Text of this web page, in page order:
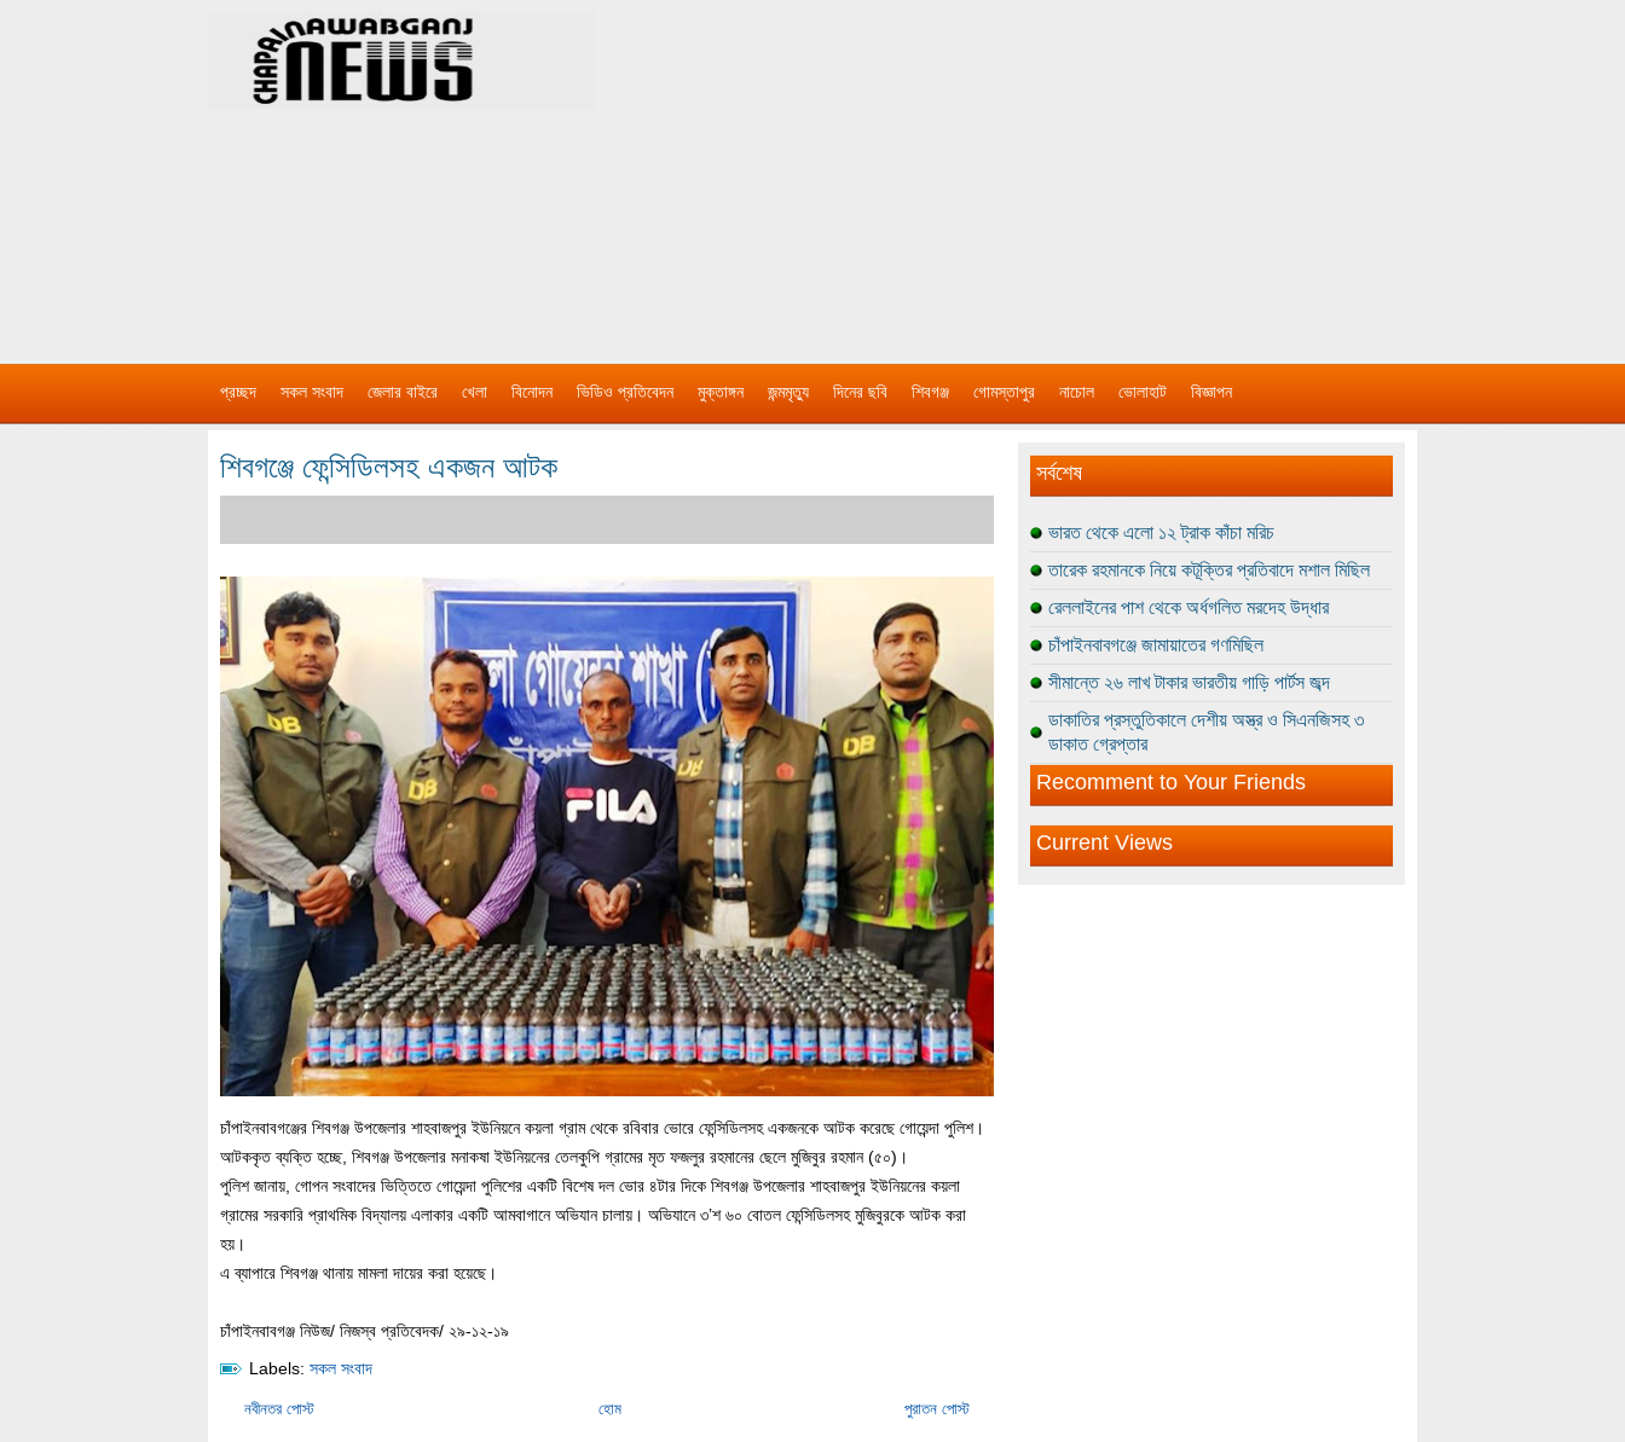
প্রচ্ছদ সকল সংবাদ জেলার বাইরে খেলা বিনোদন ভিডিও প্রতিবেদন মুক্তাঙ্গন জন্মমৃত্যু দিনের ছবি শিবগঞ্জ গোমস্তাপুর নাচোল ভোলাহাট বিজ্ঞাপন
শিবগঞ্জে ফেন্সিডিলসহ একজন আটক
চাঁপাইনবাবগঞ্জের শিবগঞ্জ উপজেলার শাহবাজপুর ইউনিয়নে কয়লা গ্রাম থেকে রবিবার ভোরে ফেন্সিডিলসহ একজনকে আটক করেছে গোয়েন্দা পুলিশ।
আটককৃত ব্যক্তি হচ্ছে, শিবগঞ্জ উপজেলার মনাকষা ইউনিয়নের তেলকুপি গ্রামের মৃত ফজলুর রহমানের ছেলে মুজিবুর রহমান (৫০)।
পুলিশ জানায়, গোপন সংবাদের ভিত্তিতে গোয়েন্দা পুলিশের একটি বিশেষ দল ভোর ৪টার দিকে শিবগঞ্জ উপজেলার শাহবাজপুর ইউনিয়নের কয়লা
গ্রামের সরকারি প্রাথমিক বিদ্যালয় এলাকার একটি আমবাগানে অভিযান চালায়। অভিযানে ৩’শ ৬০ বোতল ফেন্সিডিলসহ মুজিবুরকে আটক করা
হয়।
এ ব্যাপারে শিবগঞ্জ থানায় মামলা দায়ের করা হয়েছে।
চাঁপাইনবাবগঞ্জ নিউজ/ নিজস্ব প্রতিবেদক/ ২৯-১২-১৯
Labels: সকল সংবাদ
নবীনতর পোস্ট পুরাতন পোস্ট
হোম
সর্বশেষ
ভারত থেকে এলো ১২ ট্রাক কাঁচা মরিচ
তারেক রহমানকে নিয়ে কটূক্তির প্রতিবাদে মশাল মিছিল
রেললাইনের পাশ থেকে অর্ধগলিত মরদেহ উদ্ধার
চাঁপাইনবাবগঞ্জে জামায়াতের গণমিছিল
সীমান্তে ২৬ লাখ টাকার ভারতীয় গাড়ি পার্টস জব্দ
ডাকাতির প্রস্তুতিকালে দেশীয় অস্ত্র ও সিএনজিসহ ৩
ডাকাত গ্রেপ্তার
Recomment to Your Friends
Current Views